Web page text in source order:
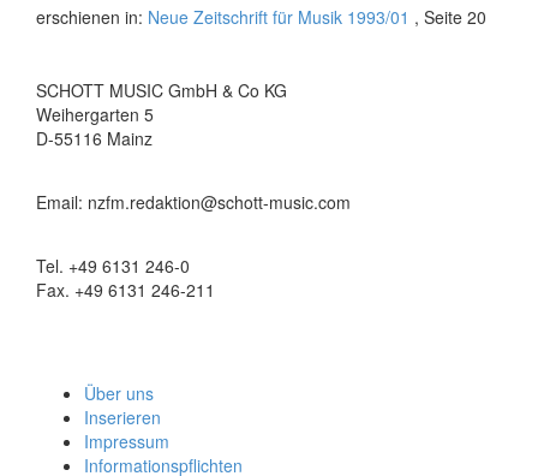
erschienen in: Neue Zeitschrift für Musik 1993/01 , Seite 20
SCHOTT MUSIC GmbH & Co KG
Weihergarten 5
D-55116 Mainz
Email: nzfm.redaktion@schott-music.com
Tel. +49 6131 246-0
Fax. +49 6131 246-211
Über uns
Inserieren
Impressum
Informationspflichten